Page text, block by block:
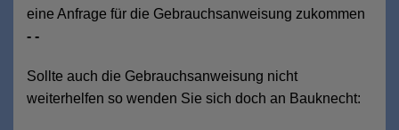
eine Anfrage für die Gebrauchsanweisung zukommen
- -
Sollte auch die Gebrauchsanweisung nicht
weiterhelfen so wenden Sie sich doch an Bauknecht: